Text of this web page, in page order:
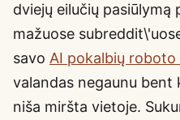
dviejų eilučių
mažuose
savo AI pokalbių
valandas negaunu
niša miršta vietoje.